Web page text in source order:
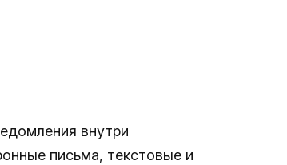
внутри
письма, текстовые и